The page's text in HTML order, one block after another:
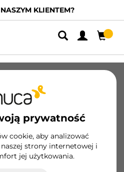
KLIENTEM?
prywatność
cookie, aby analizować
strony internetowej i
jej użytkowania.
150x470
Szary antracytowy
klientem